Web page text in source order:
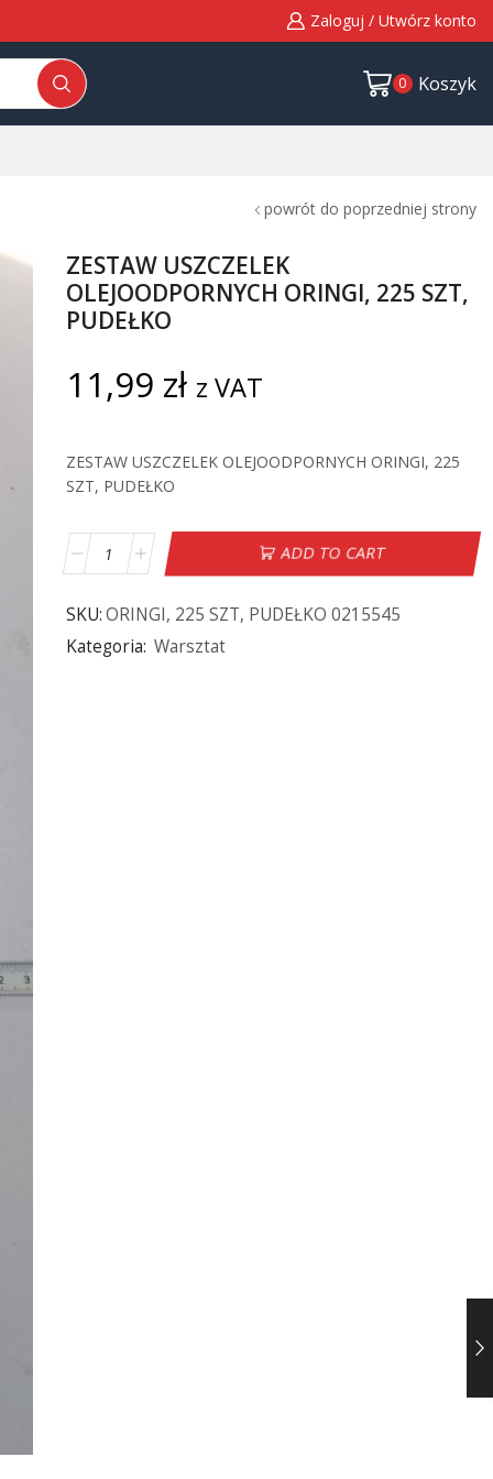
Zaloguj / Utwórz konto
0 Koszyk
powrót do poprzedniej strony
ZESTAW USZCZELEK
OLEJOODPORNYCH ORINGI, 225 SZT,
PUDEŁKO
11,99 zł z VAT
ZESTAW USZCZELEK OLEJOODPORNYCH ORINGI, 225
SZT, PUDEŁKO
ADD TO CART
SKU:ORINGI, 225 SZT, PUDEŁKO 0215545
Kategoria: Warsztat